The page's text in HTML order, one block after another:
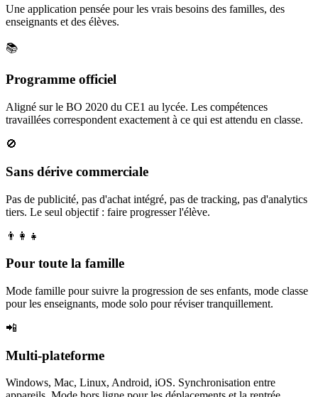
Une application pensée pour les vrais besoins des familles, des
enseignants et des élèves.
📚
Programme officiel
Aligné sur le BO 2020 du CE1 au lycée. Les compétences
travaillées correspondent exactement à ce qui est attendu en classe.
🚫
Sans dérive commerciale
Pas de publicité, pas d'achat intégré, pas de tracking, pas d'analytics
tiers. Le seul objectif : faire progresser l'élève.
👨‍👩‍👧
Pour toute la famille
Mode famille pour suivre la progression de ses enfants, mode classe
pour les enseignants, mode solo pour réviser tranquillement.
📲
Multi-plateforme
Windows, Mac, Linux, Android, iOS. Synchronisation entre